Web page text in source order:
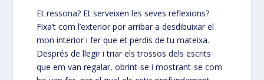
Et ressona? Et serveixen les seves reflexions?
Fixa’t com l’exterior por arribar a desdibuixar el
mon interior i fer que et perdis de tu mateixa.
Després de llegir i triar els trossos dels escrits
que em van regalar, obrint-se i mostrant-se com